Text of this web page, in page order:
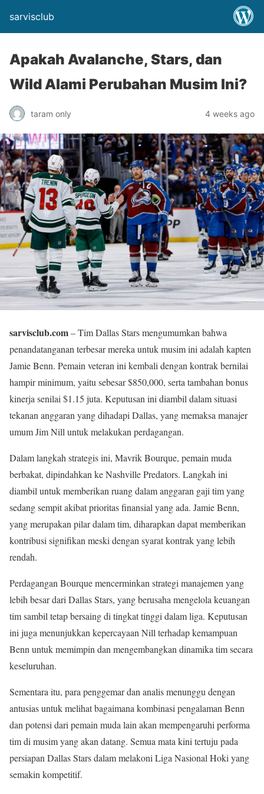
sarvisclub
Apakah Avalanche, Stars, dan
Wild Alami Perubahan Musim Ini?
taram only 4 weeks ago
sarvisclub.com– Tim Dallas Stars mengumumkan bahwa
penandatanganan terbesar mereka untuk musim ini adalah kapten
Jamie Benn. Pemain veteran ini kembali dengan kontrak bernilai
hampir minimum, yaitu sebesar $850,000, serta tambahan bonus
kinerja senilai $1.15 juta. Keputusan ini diambil dalam situasi
tekanan anggaran yang dihadapi Dallas, yang memaksa manajer
umum Jim Nill untuk melakukan perdagangan.
Dalam langkah strategis ini, Mavrik Bourque, pemain muda
berbakat, dipindahkan ke Nashville Predators. Langkah ini
diambil untuk memberikan ruang dalam anggaran gaji tim yang
sedang sempit akibat prioritas finansial yang ada. Jamie Benn,
yang merupakan pilar dalam tim, diharapkan dapat memberikan
kontribusi signifikan meski dengan syarat kontrak yang lebih
rendah.
Perdagangan Bourque mencerminkan strategi manajemen yang
lebih besar dari Dallas Stars, yang berusaha mengelola keuangan
tim sambil tetap bersaing di tingkat tinggi dalam liga. Keputusan
ini juga menunjukkan kepercayaan Nill terhadap kemampuan
Benn untuk memimpin dan mengembangkan dinamika tim secara
keseluruhan.
Sementara itu, para penggemar dan analis menunggu dengan
antusias untuk melihat bagaimana kombinasi pengalaman Benn
dan potensi dari pemain muda lain akan mempengaruhi performa
tim di musim yang akan datang. Semua mata kini tertuju pada
persiapan Dallas Stars dalam melakoni Liga Nasional Hoki yang
semakin kompetitif.